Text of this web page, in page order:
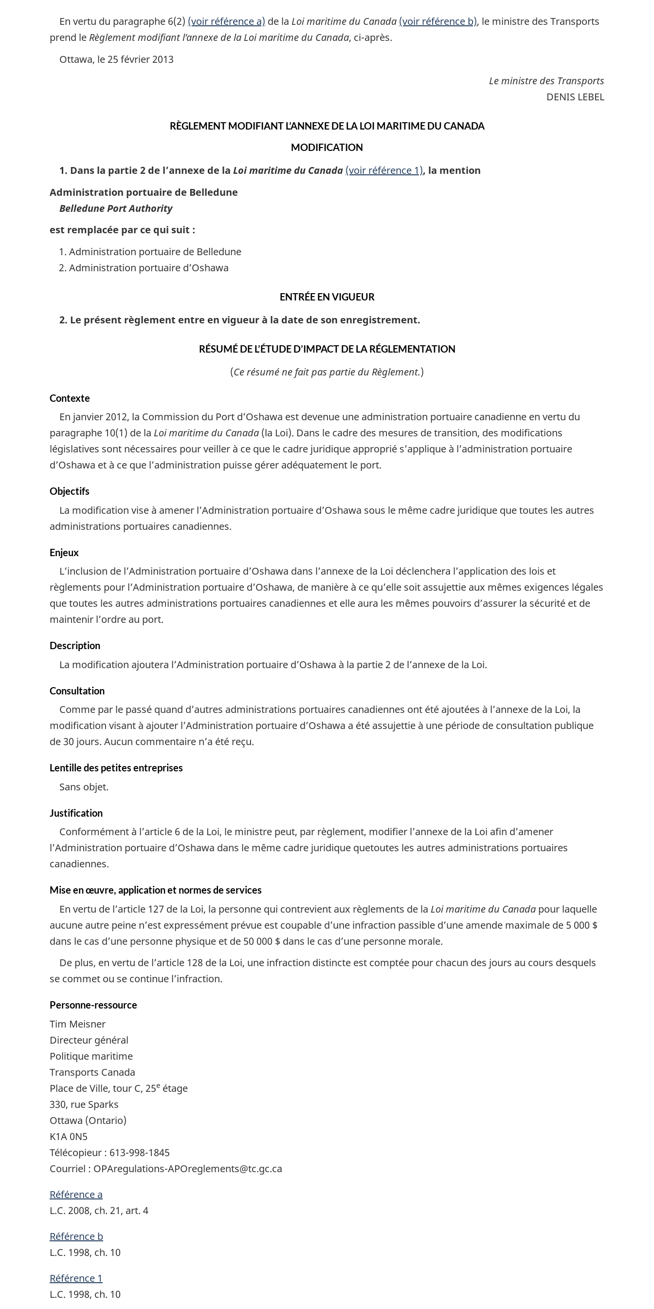
En vertu du paragraphe 6(2) (voir référence a) de la Loi maritime du Canada (voir référence b), le ministre des Transports
prend le Règlement modifiant l’annexe de la Loi maritime du Canada, ci-après.
Ottawa, le 25 février 2013
Le ministre des Transports
DENIS LEBEL
RÈGLEMENT MODIFIANT L’ANNEXE DE LA LOI MARITIME DU CANADA
MODIFICATION
1. Dans la partie 2 de l’annexe de la Loi maritime du Canada (voir référence 1), la mention
Administration portuaire de Belledune
Belledune Port Authority
est remplacée par ce qui suit :
Administration portuaire de Belledune
Administration portuaire d’Oshawa
ENTRÉE EN VIGUEUR
2. Le présent règlement entre en vigueur à la date de son enregistrement.
RÉSUMÉ DE L’ÉTUDE D’IMPACT DE LA RÉGLEMENTATION
(Ce résumé ne fait pas partie du Règlement.)
Contexte
En janvier 2012, la Commission du Port d’Oshawa est devenue une administration portuaire canadienne en vertu du
paragraphe 10(1) de la Loi maritime du Canada (la Loi). Dans le cadre des mesures de transition, des modifications
législatives sont nécessaires pour veiller à ce que le cadre juridique approprié s’applique à l’administration portuaire
d’Oshawa et à ce que l’administration puisse gérer adéquatement le port.
Objectifs
La modification vise à amener l’Administration portuaire d’Oshawa sous le même cadre juridique que toutes les autres
administrations portuaires canadiennes.
Enjeux
L’inclusion de l’Administration portuaire d’Oshawa dans l’annexe de la Loi déclenchera l’application des lois et
règlements pour l’Administration portuaire d’Oshawa, de manière à ce qu’elle soit assujettie aux mêmes exigences légales
que toutes les autres administrations portuaires canadiennes et elle aura les mêmes pouvoirs d’assurer la sécurité et de
maintenir l’ordre au port.
Description
La modification ajoutera l’Administration portuaire d’Oshawa à la partie 2 de l’annexe de la Loi.
Consultation
Comme par le passé quand d’autres administrations portuaires canadiennes ont été ajoutées à l’annexe de la Loi, la
modification visant à ajouter l’Administration portuaire d’Oshawa a été assujettie à une période de consultation publique
de 30 jours. Aucun commentaire n’a été reçu.
Lentille des petites entreprises
Sans objet.
Justification
Conformément à l’article 6 de la Loi, le ministre peut, par règlement, modifier l’annexe de la Loi afin d’amener
l’Administration portuaire d’Oshawa dans le même cadre juridique quetoutes les autres administrations portuaires
canadiennes.
Mise en œuvre, application et normes de services
En vertu de l’article 127 de la Loi, la personne qui contrevient aux règlements de la Loi maritime du Canada pour laquelle
aucune autre peine n’est expressément prévue est coupable d’une infraction passible d’une amende maximale de 5 000 $
dans le cas d’une personne physique et de 50 000 $ dans le cas d’une personne morale.
De plus, en vertu de l’article 128 de la Loi, une infraction distincte est comptée pour chacun des jours au cours desquels
se commet ou se continue l’infraction.
Personne-ressource
Tim Meisner
Directeur général
Politique maritime
Transports Canada
Place de Ville, tour C, 25e étage
330, rue Sparks
Ottawa (Ontario)
K1A 0N5
Télécopieur : 613-998-1845
Courriel : OPAregulations-APOreglements@tc.gc.ca
Référence a
L.C. 2008, ch. 21, art. 4
Référence b
L.C. 1998, ch. 10
Référence 1
L.C. 1998, ch. 10